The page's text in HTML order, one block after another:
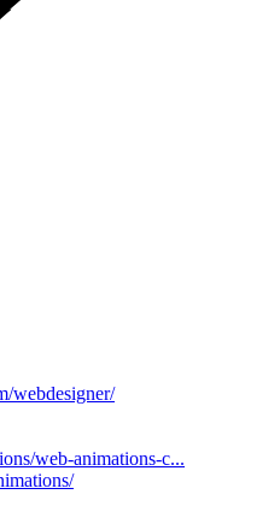
webdesigner/
web-animations-c...